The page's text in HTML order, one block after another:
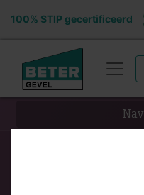
100% STIP gecertificeerd
Nav